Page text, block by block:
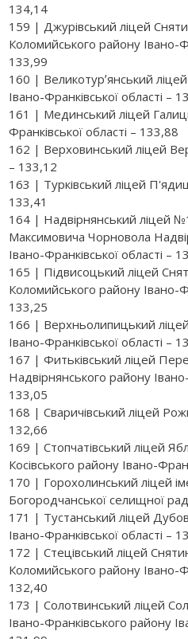
134,14
159 | Джурівський ліцей
Коломийського району Івано-
133,99
160 | Великотурʼянський
Івано-Франківської області –
161 | Мединський ліцей
Франківської області – 133,88
162 | Верховинський ліцей
– 133,12
163 | Турківський ліцей
133,41
164 | Надвірнянський ліцей
Максимовича Чорновола
Івано-Франківської області –
165 | Підвисоцький ліцей
Коломийського району Івано-
133,25
166 | Верхньолипицький ліцей
Івано-Франківської області –
167 | Фитьківський ліцей
Надвірнянського району
133,05
168 | Сваричівський ліцей
132,66
169 | Стопчатівський ліцей
Косівського району Івано-
170 | Горохолинський ліцей
Богородчанської селищної
171 | Тустанський ліцей
Івано-Франківської області –
172 | Стецівський ліцей
Коломийського району Івано-
132,40
173 | Солотвинський ліцей
Івано-Франківського району